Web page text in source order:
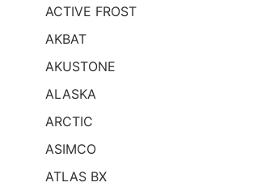
ACTIVE FROST
AKBAT
AKUSTONE
ALASKA
ARCTIC
ASIMCO
ATLAS BX